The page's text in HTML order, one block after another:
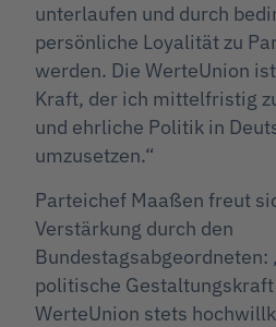
unterlaufen und durch
persönliche Loyalität zu
werden. Die WerteUnion
Kraft, der ich mittelfristig
und ehrliche Politik in
umzusetzen.“
Parteichef Maaßen freut
Verstärkung durch den
Bundestagsabgeordneten:
politische
WerteUnion stets